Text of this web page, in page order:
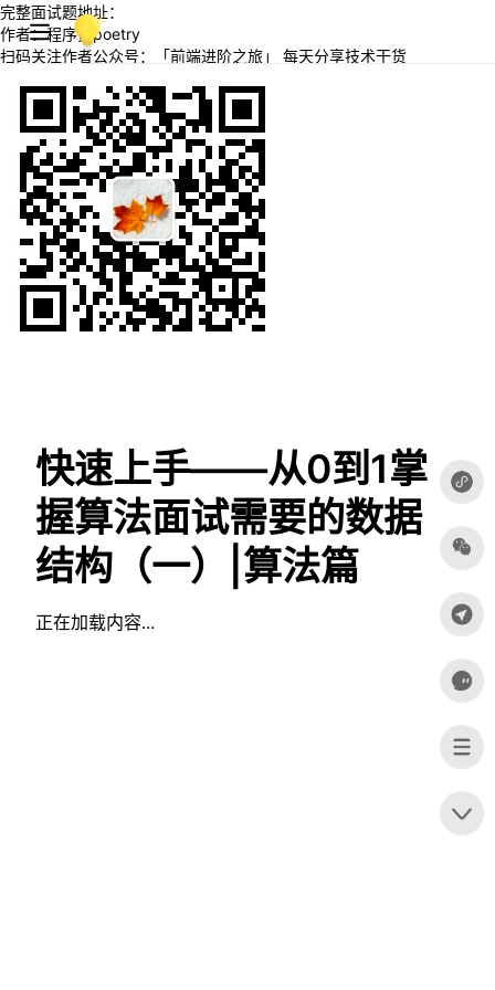
完整面试题地址：
作者：程序员poetry
扫码关注作者公众号：「前端进阶之旅」 每天分享技术干货
快速上手——从0到1掌
握算法面试需要的数据
结构（一）|算法篇
正在加载内容...